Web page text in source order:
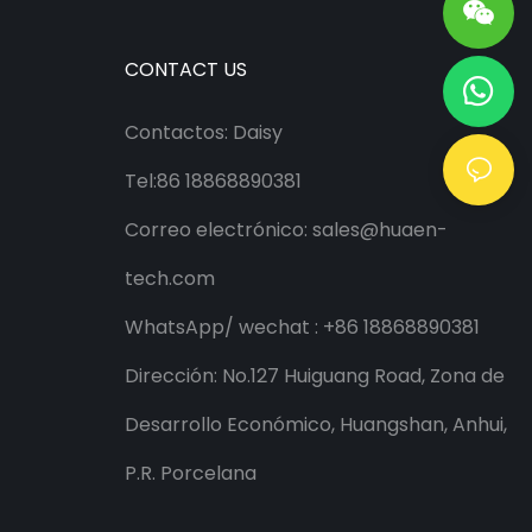
CONTACT US
Contactos: Daisy
Tel:86 18868890381
Correo electrónico: sales@huaen-
tech.com
WhatsApp/ wechat : +86 18868890381
Dirección: No.127 Huiguang Road, Zona de
Desarrollo Económico, Huangshan, Anhui,
P.R. Porcelana